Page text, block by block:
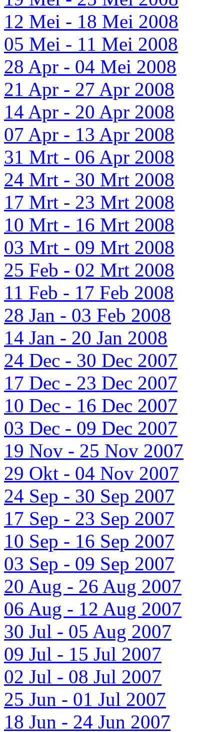
12 Mei - 18 Mei 2008
05 Mei - 11 Mei 2008
28 Apr - 04 Mei 2008
21 Apr - 27 Apr 2008
14 Apr - 20 Apr 2008
07 Apr - 13 Apr 2008
31 Mrt - 06 Apr 2008
24 Mrt - 30 Mrt 2008
17 Mrt - 23 Mrt 2008
10 Mrt - 16 Mrt 2008
03 Mrt - 09 Mrt 2008
25 Feb - 02 Mrt 2008
11 Feb - 17 Feb 2008
28 Jan - 03 Feb 2008
14 Jan - 20 Jan 2008
24 Dec - 30 Dec 2007
17 Dec - 23 Dec 2007
10 Dec - 16 Dec 2007
03 Dec - 09 Dec 2007
19 Nov - 25 Nov 2007
29 Okt - 04 Nov 2007
24 Sep - 30 Sep 2007
17 Sep - 23 Sep 2007
10 Sep - 16 Sep 2007
03 Sep - 09 Sep 2007
20 Aug - 26 Aug 2007
06 Aug - 12 Aug 2007
30 Jul - 05 Aug 2007
09 Jul - 15 Jul 2007
02 Jul - 08 Jul 2007
25 Jun - 01 Jul 2007
18 Jun - 24 Jun 2007